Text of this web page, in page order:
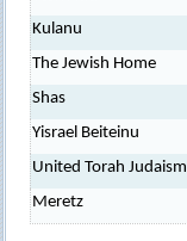
Kulanu
The Jewish Home
Shas
Yisrael Beiteinu
United Torah Judaism
Meretz